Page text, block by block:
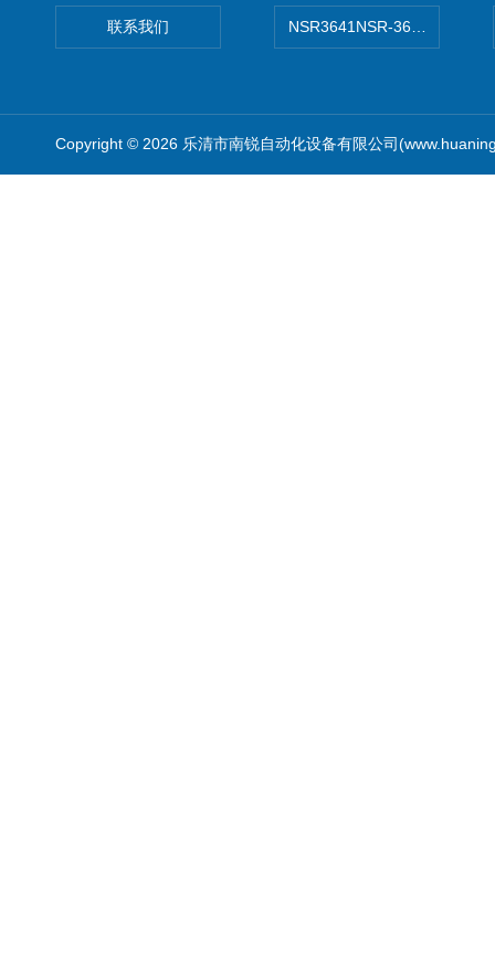
联系我们 NSR3641NSR-3641系列备用
Copyright © 2026 乐清市南锐自动化设备有限公司